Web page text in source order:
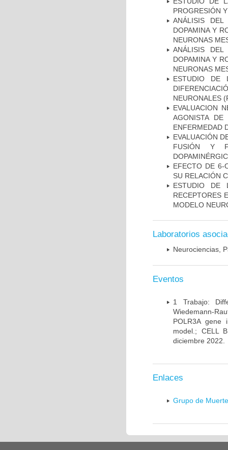
PROGRESIÓN
ANÁLISIS
DOPAMINA Y
NEURONAS
ANÁLISIS
DOPAMINA Y
NEURONAS
ESTUDIO DE
NEURONALES
EVALUACION
AGONISTA
ENFERMEDAD
EVALUACIÓN
FUSIÓN Y
EFECTO DE 6-
SU RELACIÓN
ESTUDIO DE
RECEPTORES
MODELO
Laboratorios
Neurociencias,
Eventos
1 Trabajo:
Wiedemann-
POLR3A gene
model.; CELL
diciembre 2022.
Enlaces
Grupo de